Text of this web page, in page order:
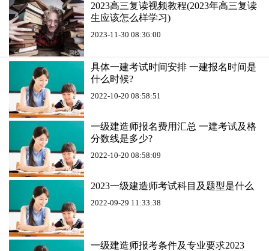
2023高三复读视频教程(2023年高三复读
生应该怎么样学习)
2023-11-30 08:36:00
具体一建考试时间安排 一建报名时间是
什么时候?
2022-10-20 08:58:51
一级建造师报名费用汇总 一建考试及格
分数线是多少?
2022-10-20 08:58:09
2023一级建造师考试科目及题型是什么
2022-09-29 11:33:38
一级建造师报考条件及专业要求2023